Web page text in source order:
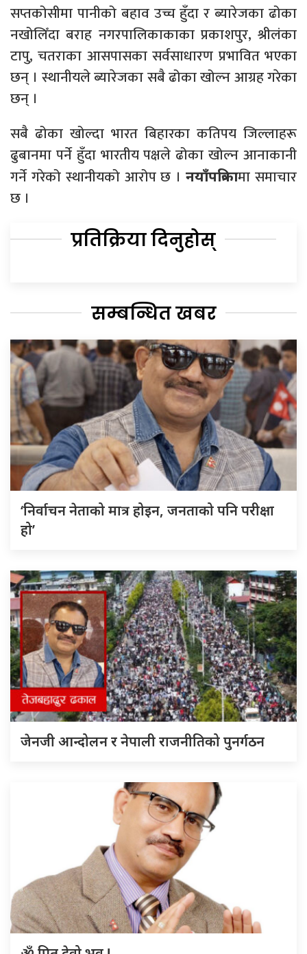
सप्तकोसीमा पानीको बहाव उच्च हुँदा र ब्यारेजका ढोका
नखोलिँदा बराह नगरपालिकाकाका प्रकाशपुर, श्रीलंका
टापु, चतराका आसपासका सर्वसाधारण प्रभावित भएका
छन् । स्थानीयले ब्यारेजका सबै ढोका खोल्न आग्रह गरेका
छन् ।
सबै ढोका खोल्दा भारत बिहारका कतिपय जिल्लाहरू
ढुबानमा पर्ने हुँदा भारतीय पक्षले ढोका खोल्न आनाकानी
गर्ने गरेको स्थानीयको आरोप छ । नयाँपत्रिकामा समाचार
छ ।
प्रतिक्रिया दिनुहोस्
सम्बन्धित खबर
‘निर्वाचन नेताको मात्र होइन, जनताको पनि परीक्षा
हो’
जेनजी आन्दोलन र नेपाली राजनीतिको पुनर्गठन